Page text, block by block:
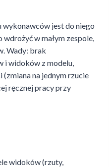
wykonawców jest do niego
w małym zespole,
Wady: brak
i widoków z modelu,
na jednym rzucie
ręcznej pracy przy
widoków (rzuty,